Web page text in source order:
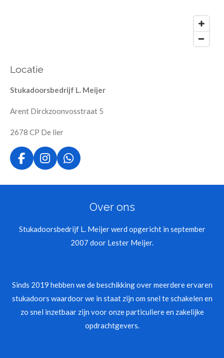
Locatie
Stukadoorsbedrijf L. Meijer
Arent Dirckzoonvosstraat 5
2678 CP De lier
F
a
c
o
I
n
s
r
W
h
a
p
p
Over ons
Stukadoorsbedrijf L. Meijer werd opgericht in september
2007 door Lester Meijer.
Sinds 2019 hebben we de beschikking over meerdere ervaren
stukadoors waardoor we in staat zijn om snel te schakelen en
zo snel inzetbaar zijn voor onze particuliere en zakelijke
opdrachtgevers.